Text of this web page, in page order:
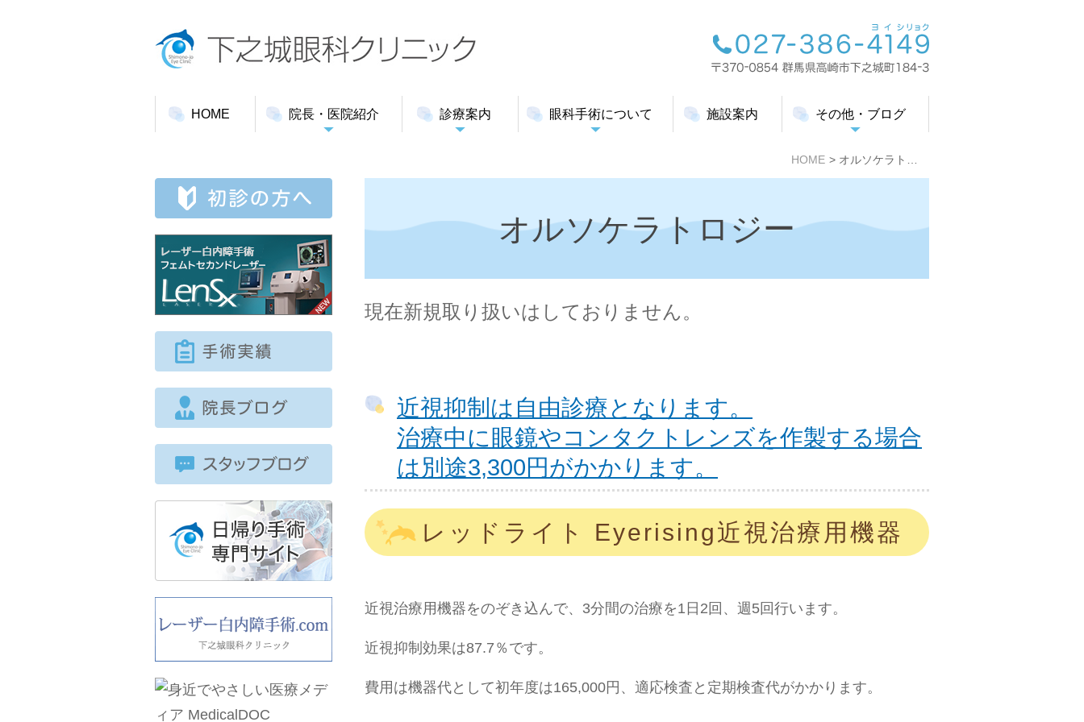
HOME 院長・医院紹介 診療案内 眼科手術について 施設案内 その他・ブログ
HOME オルソケラトロジー
オルソケラトロジー
現在新規取り扱いはしておりません。
近視抑制は自由診療となります。
治療中に眼鏡やコンタクトレンズを作製する場合
は別途3,300円がかかります。
レッドライト Eyerising近視治療用機器
近視治療用機器をのぞき込んで、3分間の治療を1日2回、週5回行います。
近視抑制効果は87.7％です。
費用は機器代として初年度は165,000円、適応検査と定期検査代がかかります。